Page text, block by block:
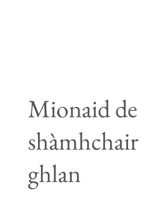
Mionaid de
shàmhchair
ghlan